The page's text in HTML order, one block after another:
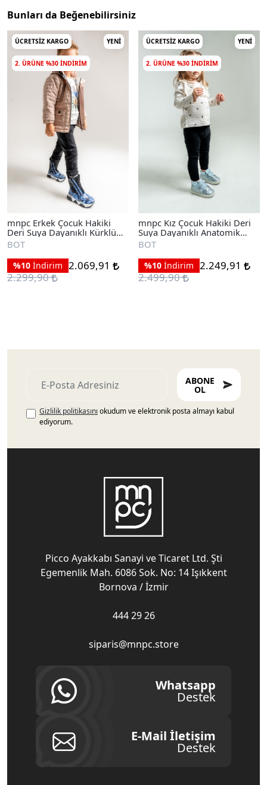
Bunları da Beğenebilirsiniz
ÜCRETSIZ KARGO YENI
2. ÜRÜNE %30 INDIRIM
mnpc Erkek Çocuk Hakiki
Deri Suya Dayanıklı Kürklü
Günlük Bot
BOT
%10 İndirim 2.069,91
2.299,90
ÜCRETSIZ KARGO YENI
2. ÜRÜNE %30 INDIRIM
mnpc Kız Çocuk Hakiki Deri
Suya Dayanıklı Anatomik
Günlük Bot
BOT
%10 İndirim 2.249,91
2.499,90
ABONE
OL
Gizlilik politikasını okudum ve elektronik posta almayı kabul
ediyorum.
Picco Ayakkabı Sanayi ve Ticaret Ltd. Şti
Egemenlik Mah. 6086 Sok. No: 14 Işıkkent
Bornova / İzmir
444 29 26
siparis@mnpc.store
Whatsapp
Destek
E-Mail İletişim
Destek